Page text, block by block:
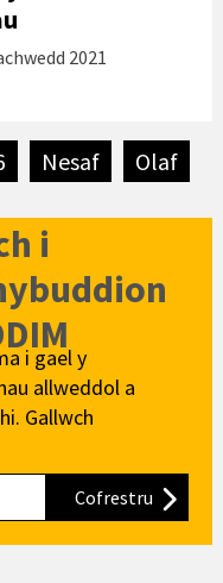
2021
Nesaftudalen
Olaf
i
i gael y
allweddol a
Gallwch
Cofrestru i'n